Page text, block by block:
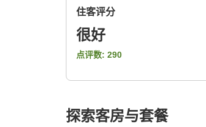
住客评分
很好
点评数: 290
探索客房与套餐